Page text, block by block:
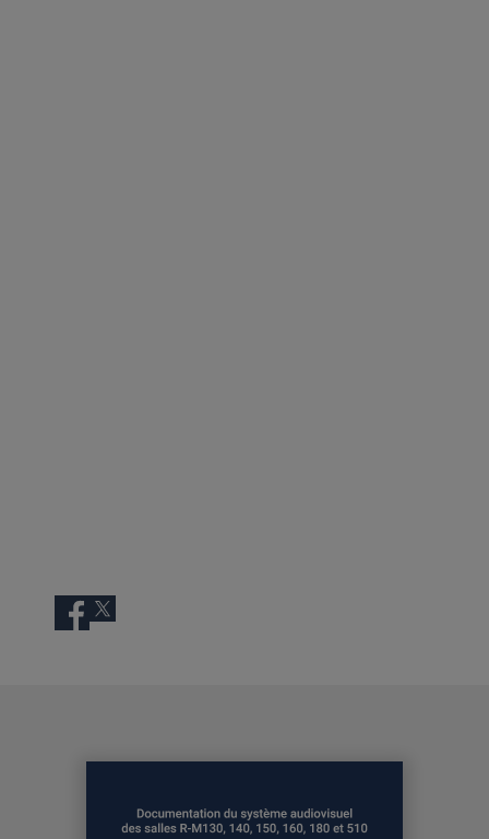
Facebook
Twitter